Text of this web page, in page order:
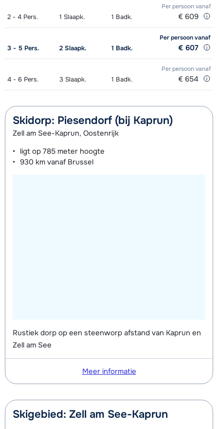
Zilver Ski's + Stokken (8 dagen) € 162,00
€ 77,00
€ 180,00
Zilver Snowboard + Boots (8 dagen) € 215,00
Zilver Boots (8 dagen)
Per persoonvanaf
2 - 4 Pers. 1 Slaapk. 1 Badk. € 609
Per persoonvanaf
3 - 5 Pers. 2 Slaapk. 1 Badk. € 607
Per persoonvanaf
4 - 6 Pers. 3 Slaapk. 1 Badk. € 654
Skidorp: Piesendorf (bij Kaprun)
Zell am See-Kaprun, Oostenrijk
ligt op 785 meter hoogte
930 km vanaf Brussel
Rustiek dorp op een steenworp afstand van Kaprun en
Zell am See
Meer informatie
Skigebied: Zell am See-Kaprun